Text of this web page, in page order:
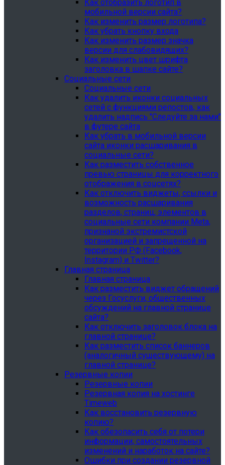
Как отобразить логотип в
мобильной версии сайта?
Как изменить размер логотипа?
Как убрать кнопку входа
Как изменить размер значка
версии для слабовидящих?
Как изменить цвет шрифта
заголовка в шапке сайте?
Социальные сети
Социальные сети
Как удалить иконки социальных
сетей с функциями репостов, как
удалить надпись "Следуйте за нами"
в футере сайта
Как убрать в мобильной версии
сайта иконки расшаривания в
социальные сети?
Как разместить собственное
превью страницы для корректного
отображения в соцсетях?
Как отключить виджеты, ссылки и
возможность расшаривания
разделов, страниц, элементов в
социальные сети компании Meta,
признаной экстремистской
организацией и запрещенной на
территории РФ (Facebook,
Instagram) и Twitter?
Главная страница
Главная страница
Как разместить виджет обращений
через Госуслуги, общественных
обсуждений на главной странице
сайта?
Как отключить заголовок блока на
главной странице?
Как разместить список баннеров
(аналогичный существующему) на
главной странице?
Резервные копии
Резервные копии
Резервная копия на хостинге
Timeweb
Как восстановить резервную
копию?
Как обезопасить себя от потери
информации, самостоятельных
изменений и наработок на сайте?
Ошибки при создании резервной